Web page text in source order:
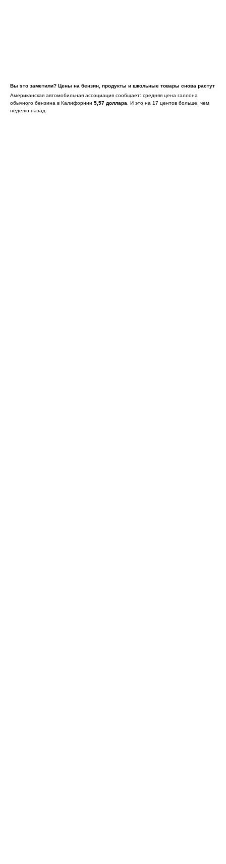
Вы это заметили? Цены на бензин, продукты и школьные товары снова растут
Американская автомобильная ассоциация сообщает: средняя цена галлона
обычного бензина в Калифорнии 5,57 доллара. И это на 17 центов больше, чем
неделю назад